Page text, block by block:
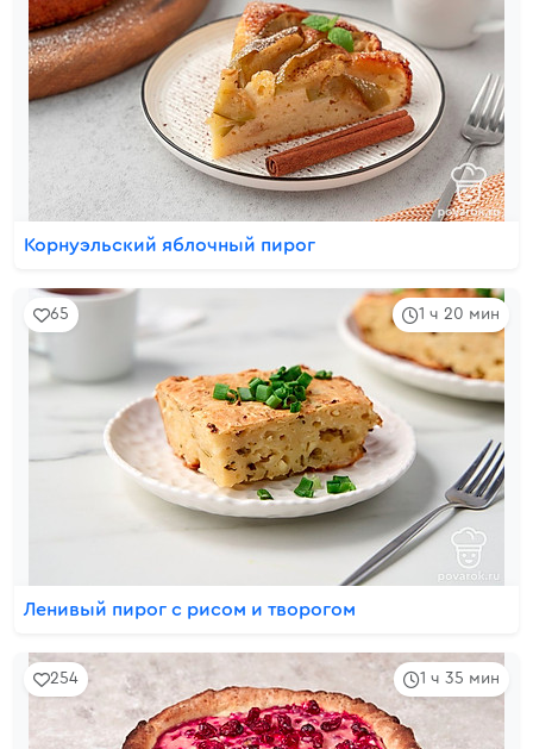
Корнуэльский яблочный пирог
1 ч 20 мин
65
Ленивый пирог с рисом и творогом
1 ч 35 мин
254